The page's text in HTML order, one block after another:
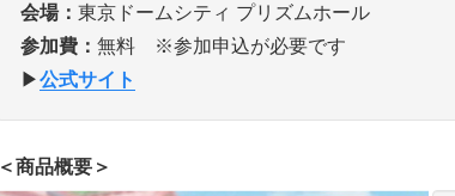
会場： 東京ドームシティ プリズムホール
参加費： 無料 ※参加申込が必要です
▶︎公式サイト
＜商品概要＞